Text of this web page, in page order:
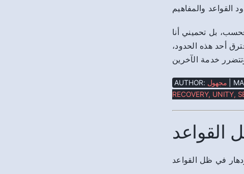
بل تحميني أنا
أحد هذه الحدود،
AUTHOR: مجهول |
RECOVERY, UNITY,
القواعد
في ظل القواعد